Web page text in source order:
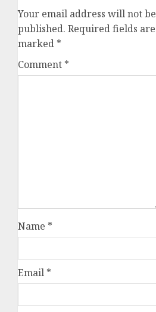
Your email address will not be
published. Required fields are
marked *
Comment *
Name *
Email *